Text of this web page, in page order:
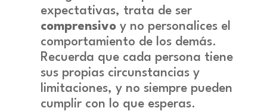
expectativas, trata de ser
comprensivoy no personalices el
comportamiento de los demás.
Recuerda que cada persona tiene
sus propias circunstancias y
limitaciones, y no siempre pueden
cumplir con lo que esperas.